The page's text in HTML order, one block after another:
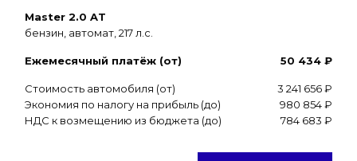
Master 2.0 AT
бензин, автомат, 217 л.с.
Ежемесячный платёж (от) 50 434 ₽
Стоимость автомобиля (от)
3 241 656 ₽
Экономия по налогу на прибыль (до)
980 854 ₽
НДС к возмещению из бюджета (до)
784 683 ₽